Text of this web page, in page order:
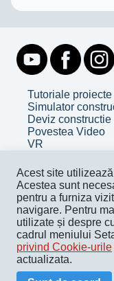
Tutoriale proiecte
Simulator
Deviz constructie
Povestea Video
VR
Despre noi
Contact
Facebook
Youtube
Termeni și
Politica de
Politica de cookie
Pentru companii
Acest site
Acestea sunt
pentru a furniza
navigare. Pentru
utilizate și despre
cadrul meniului
privind Cookie-urile
actualizata.